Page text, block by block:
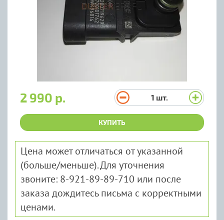
2 990 р. 1 шт.
КУПИТЬ
Цена может отличаться от указанной
(больше/меньше). Для уточнения
звоните: 8-921-89-89-710 или после
заказа дождитесь письма с корректными
ценами.